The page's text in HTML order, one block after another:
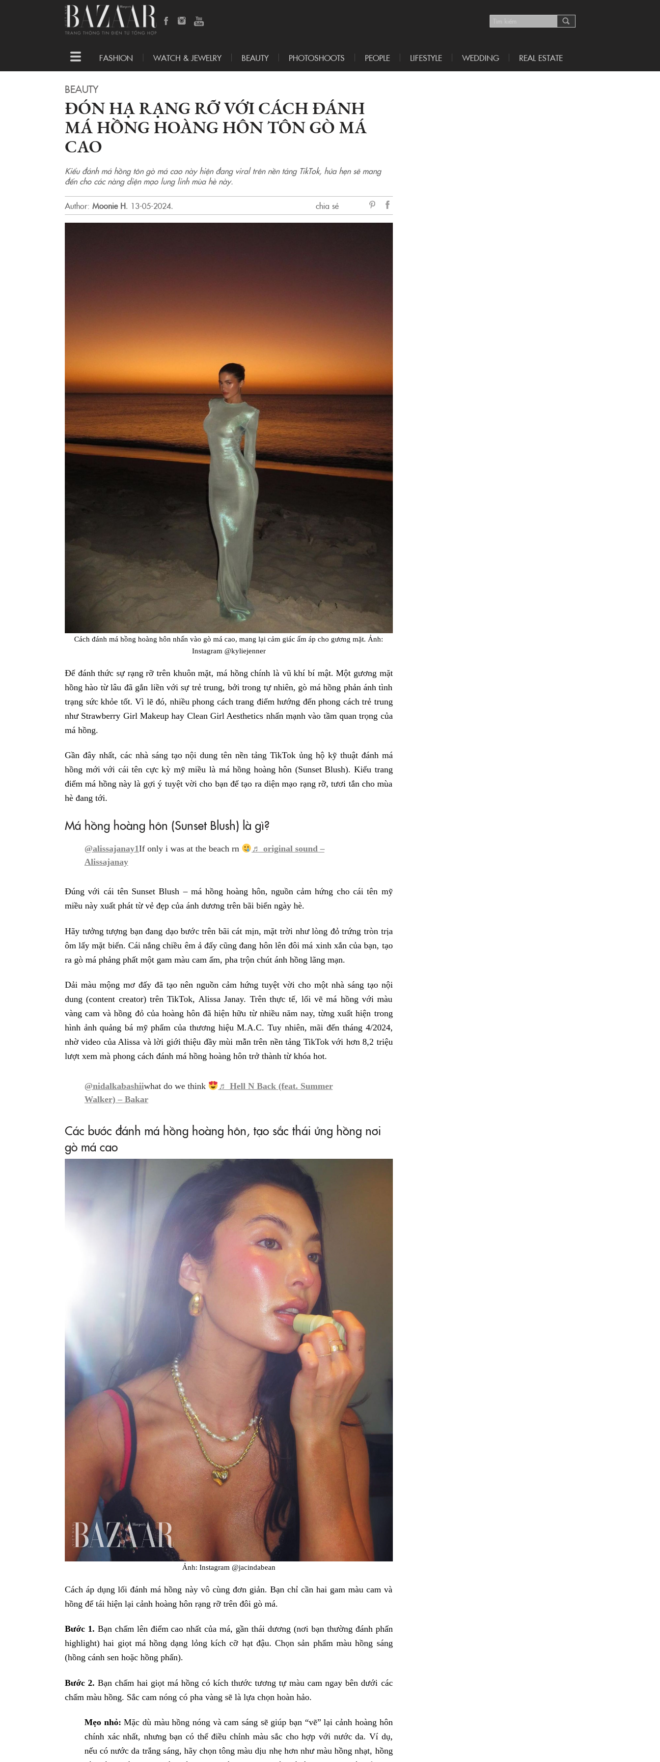
Toggle
navigation
FASHION WATCH & JEWELRY BEAUTY PHOTOSHOOTS PEOPLE LIFESTYLE WEDDING REAL ESTATE
BEAUTY
ĐÓN HẠ RẠNG RỠ VỚI CÁCH ĐÁNH
MÁ HỒNG HOÀNG HÔN TÔN GÒ MÁ
CAO
Kiểu đánh má hồng tôn gò má cao này hiện đang viral trên nền tảng TikTok, hứa hẹn sẽ mang
đến cho các nàng diện mạo lung linh mùa hè này.
Author: Moonie H. 13-05-2024.
chia sẻ
Cách đánh má hồng hoàng hôn nhấn vào gò má cao, mang lại cảm giác ấm áp cho gương mặt. Ảnh:
Instagram @kyliejenner
Để đánh thức sự rạng rỡ trên khuôn mặt, má hồng chính là vũ khí bí mật. Một gương mặt
hồng hào từ lâu đã gắn liền với sự trẻ trung, bởi trong tự nhiên, gò má hồng phản ánh tình
trạng sức khỏe tốt. Vì lẽ đó, nhiều phong cách trang điểm hướng đến phong cách trẻ trung
như Strawberry Girl Makeup hay Clean Girl Aesthetics nhấn mạnh vào tầm quan trọng của
má hồng.
Gần đây nhất, các nhà sáng tạo nội dung tên nền tảng TikTok ủng hộ kỹ thuật đánh má
hồng mới với cái tên cực kỳ mỹ miều là má hồng hoàng hôn (Sunset Blush). Kiểu trang
điểm má hồng này là gợi ý tuyệt vời cho bạn để tạo ra diện mạo rạng rỡ, tươi tắn cho mùa
hè đang tới.
Má hồng hoàng hôn (Sunset Blush) là gì?
@alissajanay1If only i was at the beach rn
♬ original sound –
Alissajanay
Đúng với cái tên Sunset Blush – má hồng hoàng hôn, nguồn cảm hứng cho cái tên mỹ
miều này xuất phát từ vẻ đẹp của ánh dương trên bãi biển ngày hè.
Hãy tưởng tượng bạn đang dạo bước trên bãi cát mịn, mặt trời như lòng đỏ trứng tròn trịa
ôm lấy mặt biển. Cái nắng chiều êm ả đấy cũng đang hôn lên đôi má xinh xắn của bạn, tạo
ra gò má phảng phất một gam màu cam ấm, pha trộn chút ánh hồng lãng mạn.
Dải màu mộng mơ đấy đã tạo nên nguồn cảm hứng tuyệt vời cho một nhà sáng tạo nội
dung (content creator) trên TikTok, Alissa Janay. Trên thực tế, lối vẽ má hồng với màu
vàng cam và hồng đỏ của hoàng hôn đã hiện hữu từ nhiều năm nay, từng xuất hiện trong
hình ảnh quảng bá mỹ phẩm của thương hiệu M.A.C. Tuy nhiên, mãi đến tháng 4/2024,
nhờ video của Alissa và lời giới thiệu đầy mùi mẫn trên nền tảng TikTok với hơn 8,2 triệu
lượt xem mà phong cách đánh má hồng hoàng hôn trở thành từ khóa hot.
@nidalkabashiiwhat do we think
♬ Hell N Back (feat. Summer
Walker) – Bakar
Các bước đánh má hồng hoàng hôn, tạo sắc thái ửng hồng nơi
gò má cao
Ảnh: Instagram @jacindabean
Cách áp dụng lối đánh má hồng này vô cùng đơn giản. Bạn chỉ cần hai gam màu cam và
hồng để tái hiện lại cảnh hoàng hôn rạng rỡ trên đôi gò má.
Bước 1. Bạn chấm lên điểm cao nhất của má, gần thái dương (nơi bạn thường đánh phấn
highlight) hai giọt má hồng dạng lỏng kích cỡ hạt đậu. Chọn sản phẩm màu hồng sáng
(hồng cánh sen hoặc hồng phấn).
Bước 2. Bạn chấm hai giọt má hồng có kích thước tương tự màu cam ngay bên dưới các
chấm màu hồng. Sắc cam nóng có pha vàng sẽ là lựa chọn hoàn hảo.
Mẹo nhỏ: Mặc dù màu hồng nóng và cam sáng sẽ giúp bạn “vẽ” lại cảnh hoàng hôn
chính xác nhất, nhưng bạn có thể điều chỉnh màu sắc cho hợp với nước da. Ví dụ,
nếu có nước da trắng sáng, hãy chọn tông màu dịu nhẹ hơn như màu hồng nhạt, hồng